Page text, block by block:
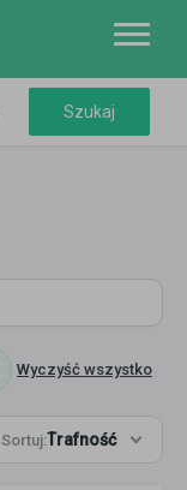
Wyczyść wszystko
Sortuj:Trafność